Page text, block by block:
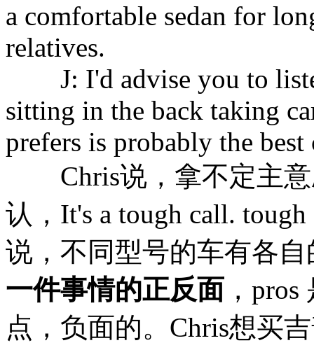
a comfortable sedan for
relatives.
J: I'd advise you to
sitting in the back taking
prefers is probably the best
Chris说，拿不定主意
认，It's a tough call.
说，不同型号的车有各
一件事情的正反面 ，
点，负面的。Chris想买